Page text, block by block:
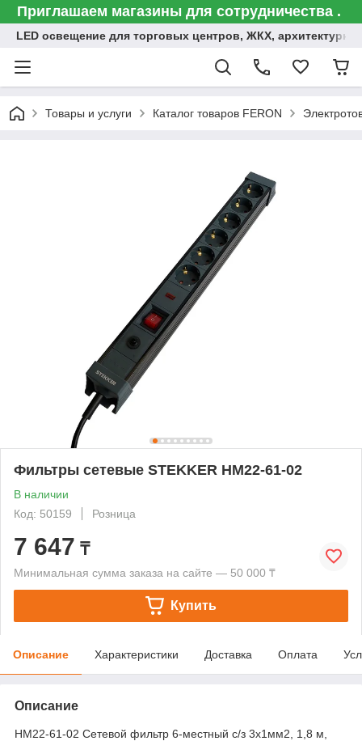
Приглашаем магазины для сотрудничества .
LED освещение для торговых центров, ЖКХ,
Товары и услуги Каталог товаров FERON
Фильтры сетевые STEKKER HM22-61-02
В наличии
Код: 50159
Розница
7 647 ₸
Минимальная сумма заказа на сайте — 50 000 ₸
Купить
Описание Характеристики Доставка Оплата
Описание
HM22-61-02 Сетевой фильтр 6-местный с/з 3x1мм2, 1,8 м,